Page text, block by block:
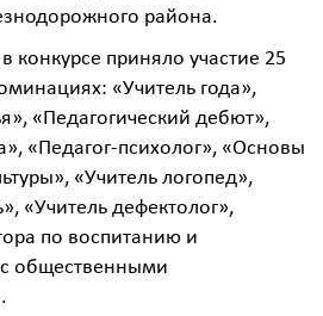
района.
конкурсе приняло участие 25
«Учитель года»,
«Педагогический дебют»,
«Педагог-психолог», «Основы
«Учитель логопед»,
«Учитель дефектолог»,
по воспитанию и
общественными